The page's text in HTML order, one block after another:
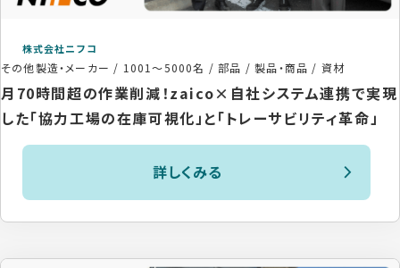
株式会社ニフコ
その他製造・メーカー / 1001〜5000名 /部品 / 製品・商品 / 資材
月70時間超の作業削減！zaico×自社システム連携で実現
した「協力工場の在庫可視化」と「トレーサビリティ革命」
詳しくみる